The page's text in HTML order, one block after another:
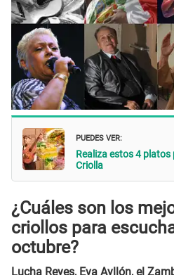
PUEDES VER:
Realiza estos 4 platos
Criolla
¿Cuáles son los
criollos para
octubre?
Lucha Reyes, Eva Ayllón, el